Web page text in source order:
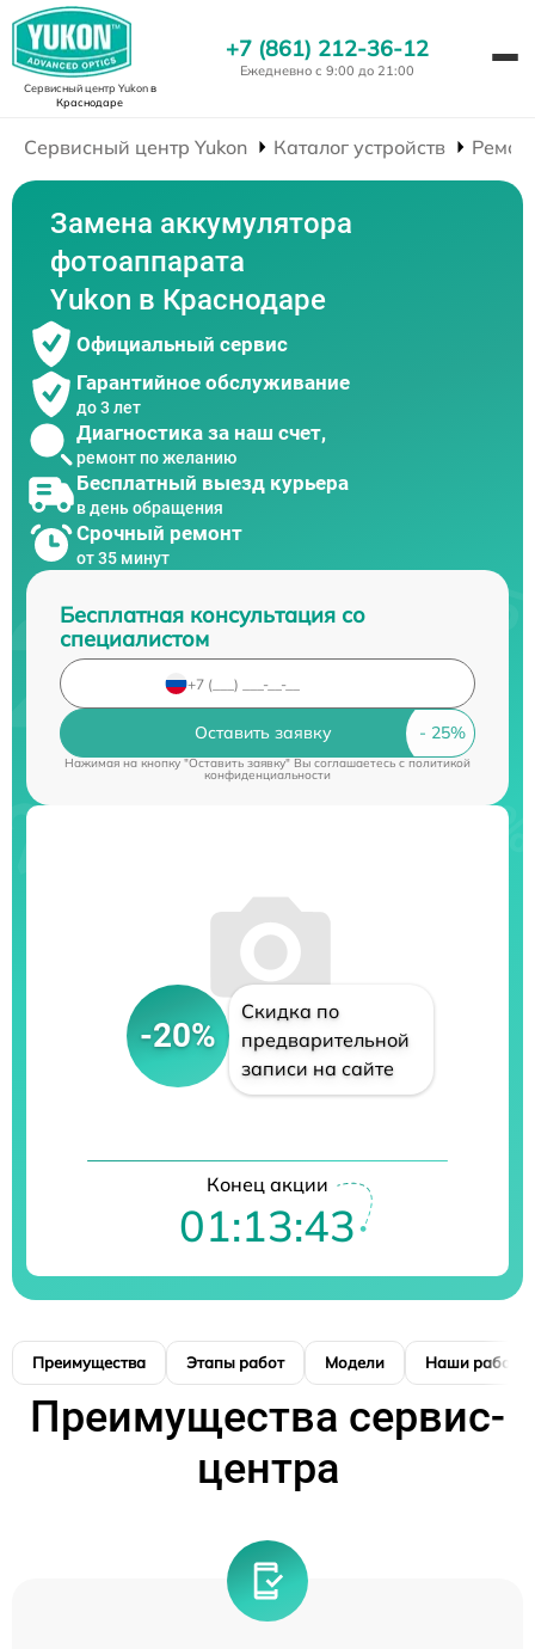
Сервисный центр Yukonв
Краснодаре
+7 (861) 212-36-12
Ежедневно с 9:00 до 21:00
Сервисный центр Yukon Каталог устройств
Замена аккумулятора
фотоаппарата
Yukon в Краснодаре
Официальный сервис
Гарантийное обслуживание
до 3 лет
Диагностика за наш счет,
ремонт по желанию
Бесплатный выезд курьера
в день обращения
Срочный ремонт
от 35 минут
Бесплатная консультация со
специалистом
Оставить заявку
Нажимая на кнопку "Оставить заявку" Вы соглашаетесь cполитикой
конфиденциальности
-20%
Скидка по
предварительной
записи на сайте
Конец акции
01:13:42
Преимущества Этапы работ Модели Наши работы
Преимущества сервис-
центра